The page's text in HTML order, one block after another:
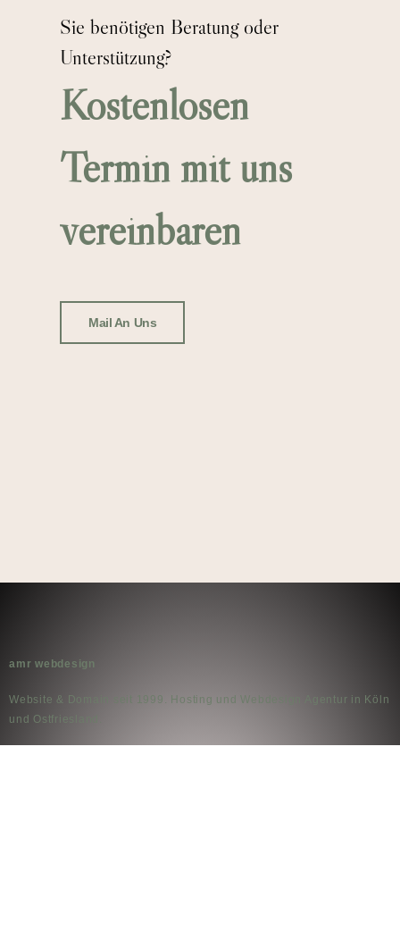
Sie benötigen Beratung oder
Unterstützung?
Kostenlosen
Termin mit uns
vereinbaren
Mail An Uns
amr webdesign
Website & Domain seit 1999. Hosting und Webdesign Agentur in Köln
und Ostfriesland.